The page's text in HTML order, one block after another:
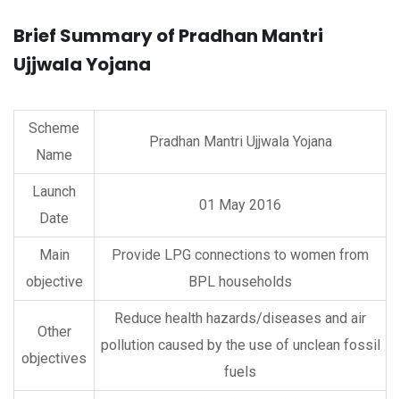
Brief Summary of Pradhan Mantri
Ujjwala Yojana
Scheme
Name
Pradhan Mantri Ujjwala Yojana
Launch
Date
01 May 2016
Main
objective
Provide LPG connections to women from
BPL households
Other
objectives
Reduce health hazards/diseases and air
pollution caused by the use of unclean fossil
fuels